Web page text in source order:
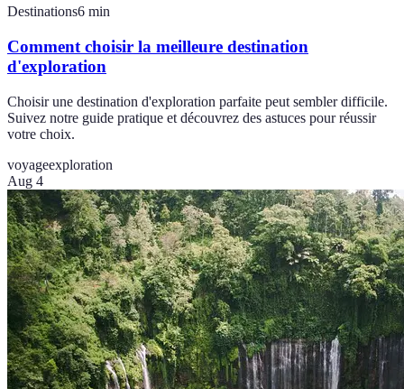
Destinations6 min
Comment choisir la meilleure destination
d'exploration
Choisir une destination d'exploration parfaite peut sembler difficile.
Suivez notre guide pratique et découvrez des astuces pour réussir
votre choix.
voyageexploration
Aug 4